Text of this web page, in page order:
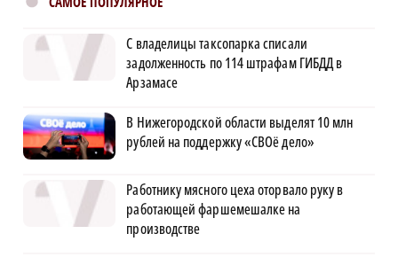
С владелицы таксопарка списали
задолженность по 114 штрафам ГИБДД в
Арзамасе
В Нижегородской области выделят 10 млн
рублей на поддержку «СВОё дело»
Работнику мясного цеха оторвало руку в
работающей фаршемешалке на
производстве